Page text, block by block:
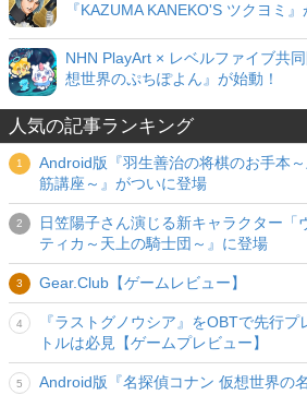
『KAZUMA KANEKO'S ツクヨミ』
NHN PlayArt × レベルファイブ共
想世界のぷちぽよん』が始動！
人気の記事ランキング
Android版『羽生善治の将棋のお手本
筋講座～』がついに登場
日笠陽子さん演じる新キャラクター「
ティカ～天上の騎士団～』に登場
Gear.Club【ゲームレビュー】
『ラストグノウシア』をOBTで先行
トルは必見【ゲームプレビュー】
Android版『名探偵コナン 仮想世界の